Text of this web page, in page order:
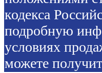
кодекса
подробную
условиях
можете